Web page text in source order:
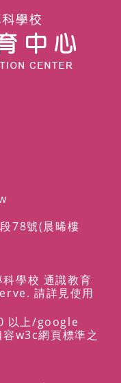
78號(晨晞樓
學校 通識教育
請詳見使用
以上/google
w3c網頁標準之